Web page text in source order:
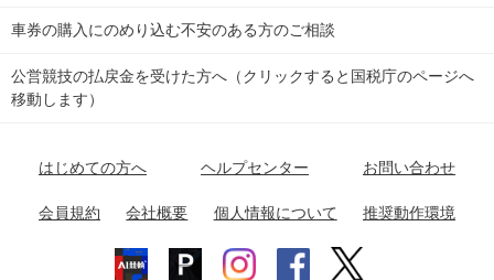
チャリロトプラザ
関
東
小田原競輪場
名古屋競輪場 岐阜競輪場 大垣競輪場 豊橋競輪場
富山競輪場 松阪競輪場 四日市競輪場
福井競輪場 奈良競輪場 向日町競輪場
Perfecta Navi
netkeirin
車券の購入にのめり込む不安のある方のご相談
公営競技の払戻金を受けた方へ（クリックすると国税庁のページへ
移動します）
はじめての方へ ヘルプセンター お問い合わせ
会員規約 会社概要 個人情報について 推奨動作環境